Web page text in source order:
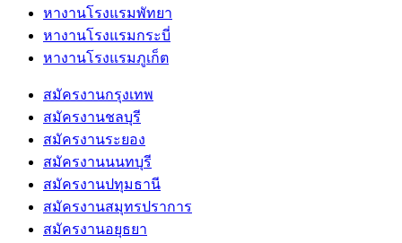
หางานโรงแรมพัทยา
หางานโรงแรมกระบี่
หางานโรงแรมภูเก็ต
สมัครงานกรุงเทพ
สมัครงานชลบุรี
สมัครงานระยอง
สมัครงานนนทบุรี
สมัครงานปทุมธานี
สมัครงานสมุทรปราการ
สมัครงานอยุธยา